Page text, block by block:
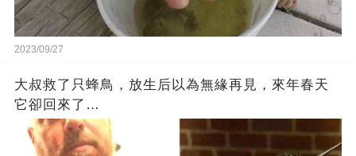
2023/09/27
大叔救了只蜂鳥，放生后以為無緣再見，來年春天
它卻回來了…